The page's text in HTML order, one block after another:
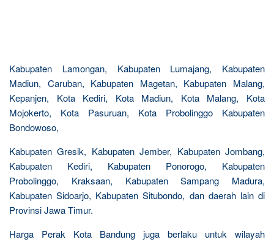
Kabupaten Lamongan, Kabupaten Lumajang, Kabupaten
Madiun, Caruban, Kabupaten Magetan, Kabupaten Malang,
Kepanjen, Kota Kediri, Kota Madiun, Kota Malang, Kota
Mojokerto, Kota Pasuruan, Kota Probolinggo Kabupaten
Bondowoso,
Kabupaten Gresik, Kabupaten Jember, Kabupaten Jombang,
Kabupaten Kediri, Kabupaten Ponorogo, Kabupaten
Probolinggo, Kraksaan, Kabupaten Sampang Madura,
Kabupaten Sidoarjo, Kabupaten Situbondo, dan daerah lain di
Provinsi Jawa Timur.
Harga Perak Kota Bandung juga berlaku untuk wilayah